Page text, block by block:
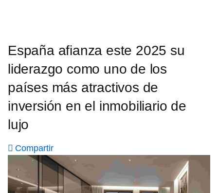
España afianza este 2025 su
liderazgo como uno de los
países más atractivos de
inversión en el inmobiliario de
lujo
Compartir